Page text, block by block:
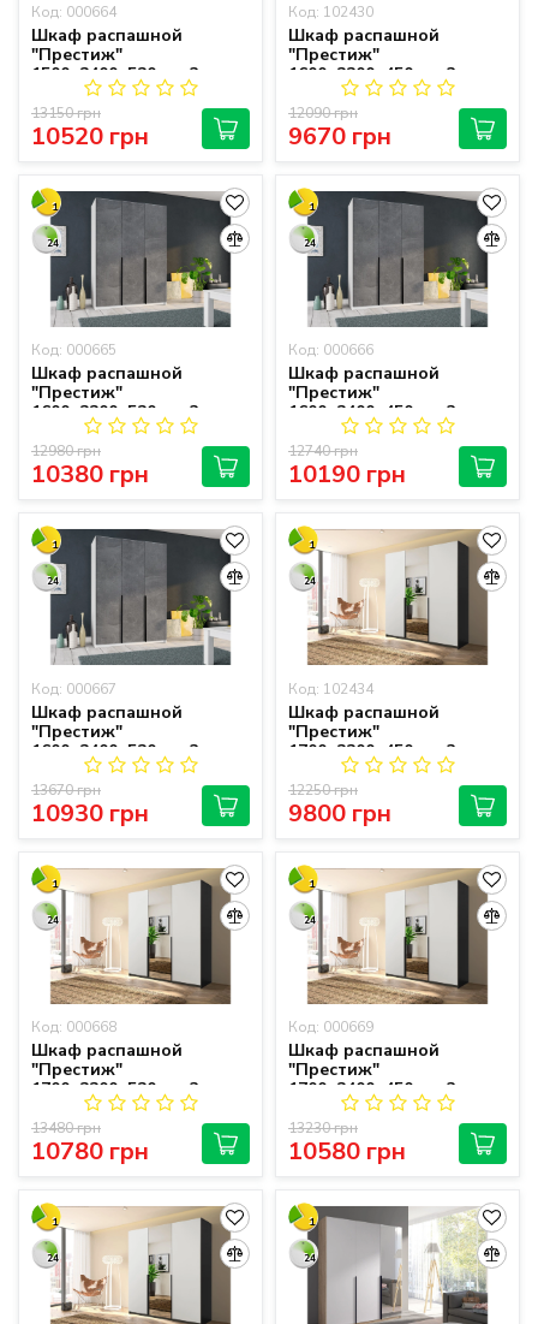
Код: 000664
Шкаф распашной
"Престиж"
1500х2400х520 мм 3-
дверный
10520 грн
13150 грн
Код: 102430
Шкаф распашной
"Престиж"
1600х2200х450 мм 3-
дверный
9670 грн
12090 грн
1
24
Код: 000665
Шкаф распашной
"Престиж"
1600х2200х520 мм 3-
дверный
10380 грн
12980 грн
1
24
Код: 000666
Шкаф распашной
"Престиж"
1600х2400х450 мм 3-
дверный
10190 грн
12740 грн
1
24
Код: 000667
Шкаф распашной
"Престиж"
1600х2400х520 мм 3-
дверный
10930 грн
13670 грн
1
24
Код: 102434
Шкаф распашной
"Престиж"
1700х2200х450 мм 3-
дверный
9800 грн
12250 грн
1
24
Код: 000668
Шкаф распашной
"Престиж"
1700х2200х520 мм 3-
дверный
10780 грн
13480 грн
1
24
Код: 000669
Шкаф распашной
"Престиж"
1700х2400х450 мм 3-
дверный
10580 грн
13230 грн
1
24
1
24